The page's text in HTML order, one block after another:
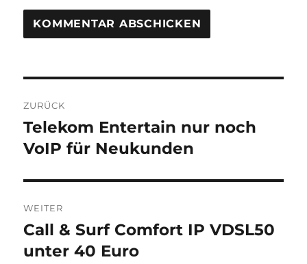
ZURÜCK
Vorheriger
Beitrag:
Telekom Entertain nur noch
VoIP für Neukunden
WEITER
Nächster
Beitrag:
Call & Surf Comfort IP VDSL50
unter 40 Euro